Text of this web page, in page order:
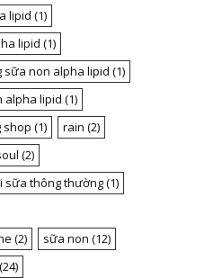
lipid (1)
lipid (1)
sữa non alpha lipid (1)
alpha lipid (1)
shop (1) rain (2)
(2)
sữa thông thường(1)
(2) sữa non (12)
(24)